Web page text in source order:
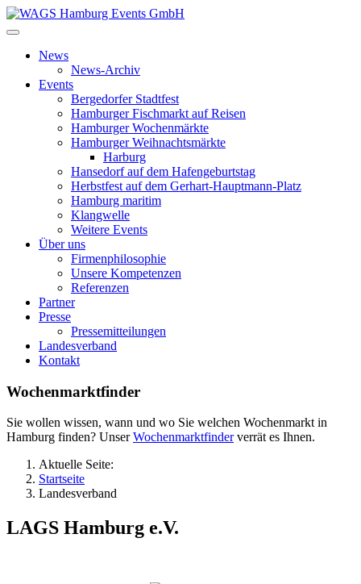
News
News-Archiv
Events
Bergedorfer Stadtfest
Hamburger Fischmarkt auf Reisen
Hamburger Wochenmärkte
Hamburger Weihnachtsmärkte
Harburg
Hansedorf auf dem Hafengeburtstag
Herbstfest auf dem Gerhart-Hauptmann-Platz
Hamburg maritim
Klangwelle
Weitere Events
Über uns
Firmenphilosophie
Unsere Kompetenzen
Referenzen
Partner
Presse
Pressemitteilungen
Landesverband
Kontakt
Wochenmarktfinder
Sie wollen wissen, wann und wo Sie welchen Wochenmarkt in
Hamburg finden? UnserWochenmarktfinderverrät es Ihnen.
Aktuelle Seite:
Startseite
Landesverband
LAGS Hamburg e.V.